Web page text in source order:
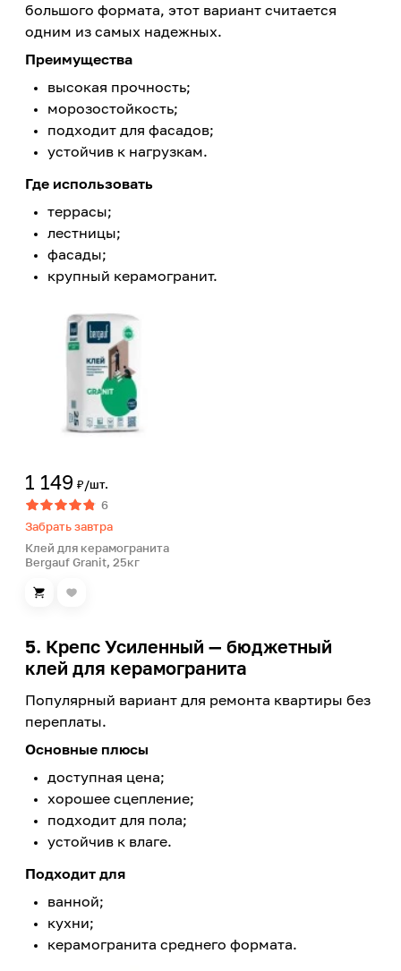
большого формата, этот вариант считается
одним из самых надежных.
Преимущества
высокая прочность;
морозостойкость;
подходит для фасадов;
устойчив к нагрузкам.
Где использовать
террасы;
лестницы;
фасады;
крупный керамогранит.
1 149 ₽/шт.
6
Забрать завтра
Клей для керамогранита
Bergauf Granit, 25кг
5. Крепс Усиленный — бюджетный
клей для керамогранита
Популярный вариант для ремонта квартиры без
переплаты.
Основные плюсы
доступная цена;
хорошее сцепление;
подходит для пола;
устойчив к влаге.
Подходит для
ванной;
кухни;
керамогранита среднего формата.